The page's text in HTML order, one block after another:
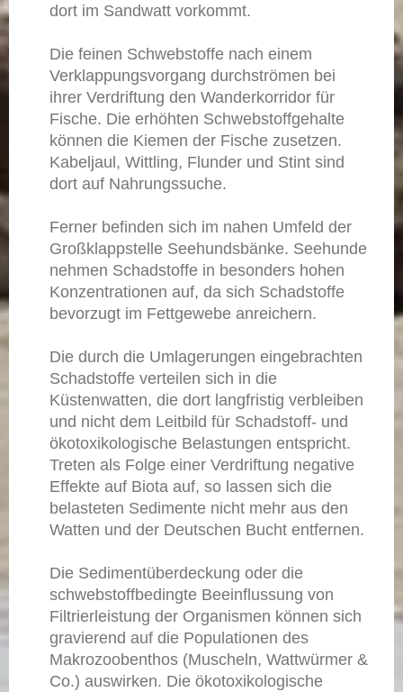
dort im Sandwatt vorkommt.
Die feinen Schwebstoffe nach einem
Verklappungsvorgang durchströmen bei
ihrer Verdriftung den Wanderkorridor für
Fische. Die erhöhten Schwebstoffgehalte
können die Kiemen der Fische zusetzen.
Kabeljaul, Wittling, Flunder und Stint sind
dort auf Nahrungssuche.
Ferner befinden sich im nahen Umfeld der
Großklappstelle Seehundsbänke. Seehunde
nehmen Schadstoffe in besonders hohen
Konzentrationen auf, da sich Schadstoffe
bevorzugt im Fettgewebe anreichern.
Die durch die Umlagerungen eingebrachten
Schadstoffe verteilen sich in die
Küstenwatten, die dort langfristig verbleiben
und nicht dem Leitbild für Schadstoff- und
ökotoxikologische Belastungen entspricht.
Treten als Folge einer Verdriftung negative
Effekte auf Biota auf, so lassen sich die
belasteten Sedimente nicht mehr aus den
Watten und der Deutschen Bucht entfernen.
Die Sedimentüberdeckung oder die
schwebstoffbedingte Beeinflussung von
Filtrierleistung der Organismen können sich
gravierend auf die Populationen des
Makrozoobenthos (Muscheln, Wattwürmer &
Co.) auswirken. Die ökotoxikologische